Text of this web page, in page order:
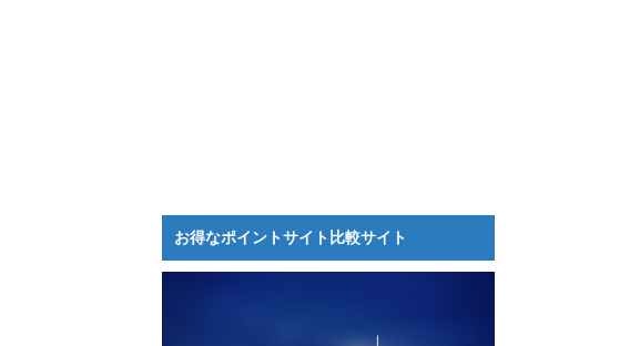
お得なポイントサイト比較サイト